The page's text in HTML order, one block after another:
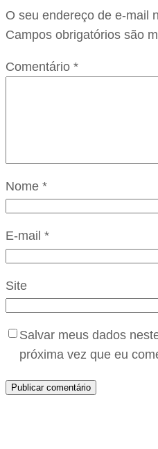
O seu endereço de e-mail
Campos obrigatórios são
Comentário *
Nome *
E-mail *
Site
Salvar meus dados
próxima vez que eu